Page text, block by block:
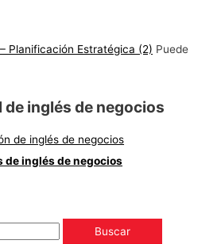
Planificación Estratégica (2) Puede
inglés de negocios
de inglés de negocios